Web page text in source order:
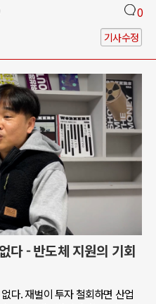
0
기사수정
다 - 반도체 지원의 기회
다. 재벌이 투자 철회하면 산업